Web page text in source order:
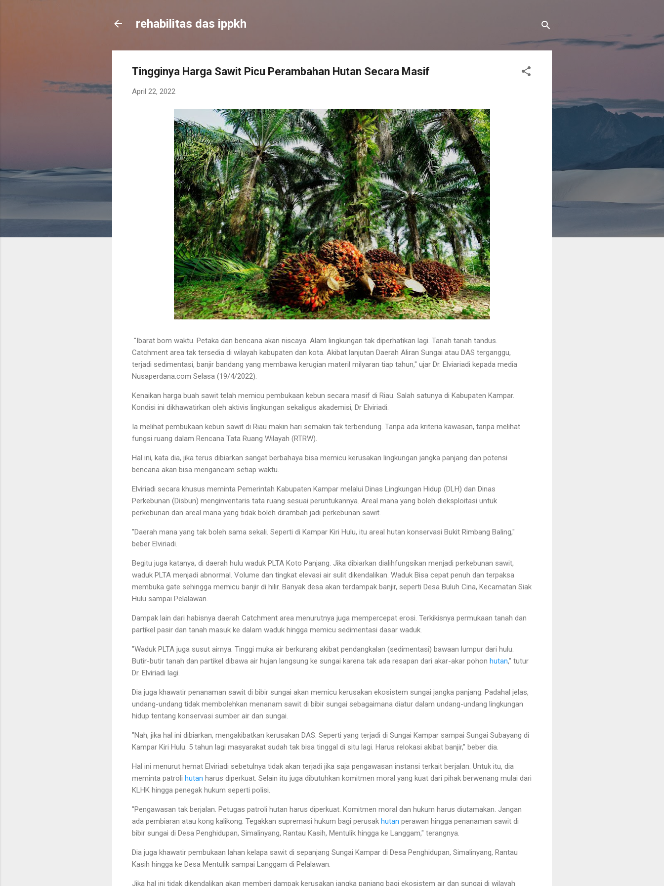
rehabilitas das ippkh
Tingginya Harga Sawit Picu Perambahan Hutan Secara Masif
April 22, 2022
"Ibarat bom waktu. Petaka dan bencana akan niscaya. Alam lingkungan tak diperhatikan lagi. Tanah tanah tandus.
Catchment area tak tersedia di wilayah kabupaten dan kota. Akibat lanjutan Daerah Aliran Sungai atau DAS terganggu,
terjadi sedimentasi, banjir bandang yang membawa kerugian materil milyaran tiap tahun," ujar Dr. Elviariadi kepada media
Nusaperdana.com Selasa (19/4/2022).
Kenaikan harga buah sawit telah memicu pembukaan kebun secara masif di Riau. Salah satunya di Kabupaten Kampar.
Kondisi ini dikhawatirkan oleh aktivis lingkungan sekaligus akademisi, Dr Elviriadi.
Ia melihat pembukaan kebun sawit di Riau makin hari semakin tak terbendung. Tanpa ada kriteria kawasan, tanpa melihat
fungsi ruang dalam Rencana Tata Ruang Wilayah (RTRW).
Hal ini, kata dia, jika terus dibiarkan sangat berbahaya bisa memicu kerusakan lingkungan jangka panjang dan potensi
bencana akan bisa mengancam setiap waktu.
Elviriadi secara khusus meminta Pemerintah Kabupaten Kampar melalui Dinas Lingkungan Hidup (DLH) dan Dinas
Perkebunan (Disbun) menginventaris tata ruang sesuai peruntukannya. Areal mana yang boleh dieksploitasi untuk
perkebunan dan areal mana yang tidak boleh dirambah jadi perkebunan sawit.
"Daerah mana yang tak boleh sama sekali. Seperti di Kampar Kiri Hulu, itu areal hutan konservasi Bukit Rimbang Baling,"
beber Elviriadi.
Begitu juga katanya, di daerah hulu waduk PLTA Koto Panjang. Jika dibiarkan dialihfungsikan menjadi perkebunan sawit,
waduk PLTA menjadi abnormal. Volume dan tingkat elevasi air sulit dikendalikan. Waduk Bisa cepat penuh dan terpaksa
membuka gate sehingga memicu banjir di hilir. Banyak desa akan terdampak banjir, seperti Desa Buluh Cina, Kecamatan Siak
Hulu sampai Pelalawan.
Dampak lain dari habisnya daerah Catchment area menurutnya juga mempercepat erosi. Terkikisnya permukaan tanah dan
partikel pasir dan tanah masuk ke dalam waduk hingga memicu sedimentasi dasar waduk.
"Waduk PLTA juga susut airnya. Tinggi muka air berkurang akibat pendangkalan (sedimentasi) bawaan lumpur dari hulu.
Butir-butir tanah dan partikel dibawa air hujan langsung ke sungai karena tak ada resapan dari akar-akar pohon hutan," tutur
Dr. Elviriadi lagi.
Dia juga khawatir penanaman sawit di bibir sungai akan memicu kerusakan ekosistem sungai jangka panjang. Padahal jelas,
undang-undang tidak membolehkan menanam sawit di bibir sungai sebagaimana diatur dalam undang-undang lingkungan
hidup tentang konservasi sumber air dan sungai.
"Nah, jika hal ini dibiarkan, mengakibatkan kerusakan DAS. Seperti yang terjadi di Sungai Kampar sampai Sungai Subayang di
Kampar Kiri Hulu. 5 tahun lagi masyarakat sudah tak bisa tinggal di situ lagi. Harus relokasi akibat banjir," beber dia.
Hal ini menurut hemat Elviriadi sebetulnya tidak akan terjadi jika saja pengawasan instansi terkait berjalan. Untuk itu, dia
meminta patroli hutan harus diperkuat. Selain itu juga dibutuhkan komitmen moral yang kuat dari pihak berwenang mulai dari
KLHK hingga penegak hukum seperti polisi.
"Pengawasan tak berjalan. Petugas patroli hutan harus diperkuat. Komitmen moral dan hukum harus diutamakan. Jangan
ada pembiaran atau kong kalikong. Tegakkan supremasi hukum bagi perusak hutan perawan hingga penanaman sawit di
bibir sungai di Desa Penghidupan, Simalinyang, Rantau Kasih, Mentulik hingga ke Langgam," terangnya.
Dia juga khawatir pembukaan lahan kelapa sawit di sepanjang Sungai Kampar di Desa Penghidupan, Simalinyang, Rantau
Kasih hingga ke Desa Mentulik sampai Langgam di Pelalawan.
Jika hal ini tidak dikendalikan akan memberi dampak kerusakan jangka panjang bagi ekosistem air dan sungai di wilayah